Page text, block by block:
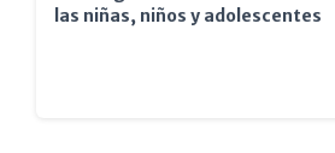
las niñas, niños y adolescentes